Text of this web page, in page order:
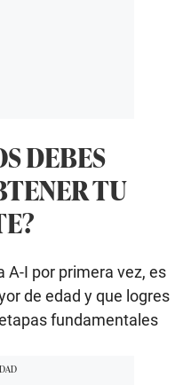
DEBES
TU
A-I por primera vez, es
de edad y que logres
fundamentales